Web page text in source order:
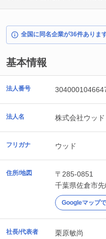
全国に同名企業が36件あります
基本情報
法人番号
法人名 株式会社ウッド
フリガナ ウッド
住所/地図
〒285-0851
千葉県佐倉市
Googleマップ
社長/代表者 栗原敏尚